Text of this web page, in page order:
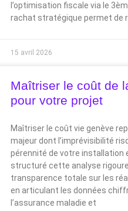
l’optimisation fiscale via le
rachat stratégique permet de
15 avril 2026
Maîtriser le coût de
pour votre projet
Maîtriser le coût vie genève
majeur dont l’imprévisibilité
pérennité de votre installation
structuré cette analyse
transparence totale sur les
en articulant les données
l’assurance maladie et